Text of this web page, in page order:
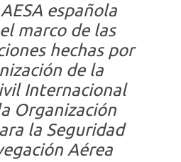
española
marco de las
hechas por
de la
Internacional
Organización
la Seguridad
Aérea